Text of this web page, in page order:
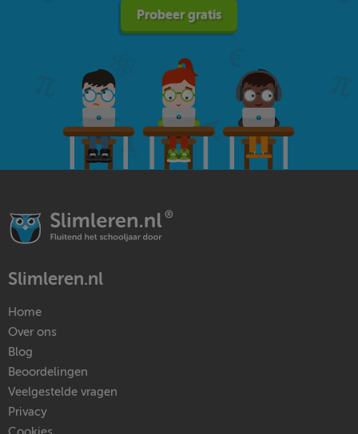
Probeer gratis
Slimleren.nl
Home
Over ons
Blog
Beoordelingen
Veelgestelde vragen
Privacy